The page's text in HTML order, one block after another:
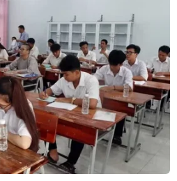
sởi
#Tiêm phòng sởi